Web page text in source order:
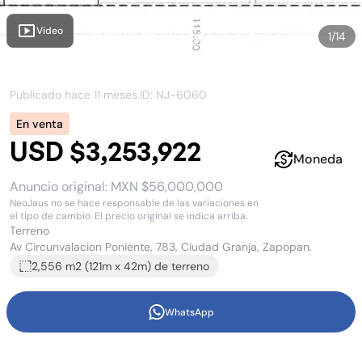
1/14
Video
Publicado hace 11 meses.ID: NJ-6060
En venta
USD $3,253,922
Anuncio original: MXN $56,000,000
NeoJaus no se hace responsable de las variaciones en
el tipo de cambio. El precio original se indica arriba.
Moneda
Terreno
Av Circunvalacion Poniente, 783, Ciudad Granja, Zapopan.
2,556 m2 (121m x 42m) de terreno
Terreno venta Ciudad Granja Zapopan
WhatsApp